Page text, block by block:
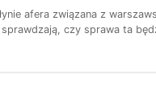
afera związana z
czy sprawa ta